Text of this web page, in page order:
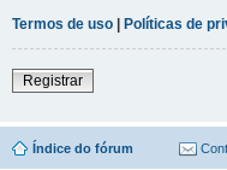
Termos de uso | Políticas de
Registrar
Índice do fórum